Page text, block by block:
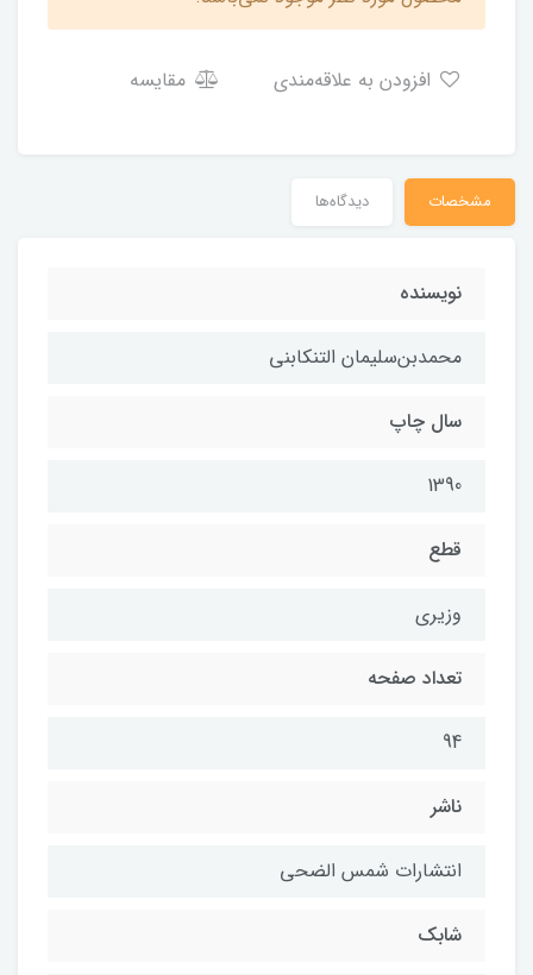
مقایسه
مشخصات دیدگاه‌ها
نویسنده
محمدبن‌سلیمان التنکابنی
سال چاپ
1390
قطع
وزیری
تعداد صفحه
94
ناشر
انتشارات شمس الضحی
شابك